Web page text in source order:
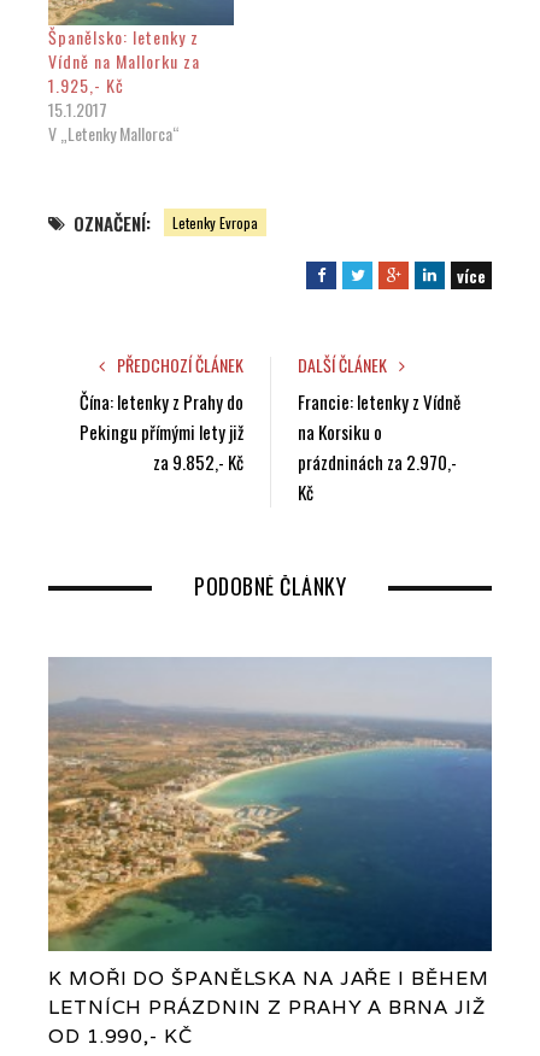
Španělsko: letenky z
Vídně na Mallorku za
1.925,- Kč
15.1.2017
V „Letenky Mallorca“
OZNAČENÍ: Letenky Evropa
F
e
o
o
k
T
t
e
r
G
e
L
d
n
více
PŘEDCHOZÍ ČLÁNEK
Čína: letenky z Prahy do
Pekingu přímými lety již
za 9.852,- Kč
DALŠÍ ČLÁNEK
Francie: letenky z Vídně
na Korsiku o
prázdninách za 2.970,-
Kč
PODOBNÉ ČLÁNKY
K MOŘI DO ŠPANĚLSKA NA JAŘE I BĚHEM
LETNÍCH PRÁZDNIN Z PRAHY A BRNA JIŽ
OD 1.990,- KČ